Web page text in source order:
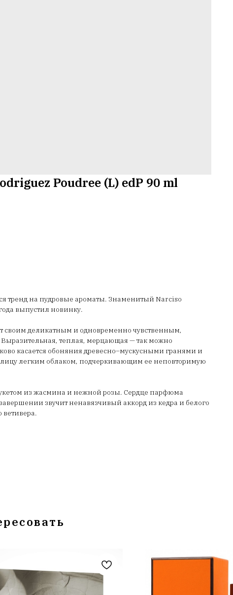
Poudree (L) edP 90 ml
тренд на пудровые ароматы. Знаменитый Narciso
выпустил новинку.
своим деликатным и одновременно чувственным,
теплая, мерцающая — так можно
касается обоняния древесно–мускусными гранями и
легким облаком, подчеркивающим ее неповторимую
из жасмина и нежной розы. Сердце парфюма
звучит ненавязчивый аккорд из кедра и белого
ветивера.